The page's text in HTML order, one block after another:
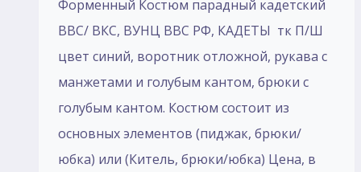
Форменный Костюм парадный кадетский
ВВС/ ВКС, ВУНЦ ВВС РФ, КАДЕТЫ тк П/Ш
цвет синий, воротник отложной, рукава с
манжетами и голубым кантом, брюки с
голубым кантом. Костюм состоит из
основных элементов (пиджак, брюки/
юбка) или (Китель, брюки/юбка) Цена, в